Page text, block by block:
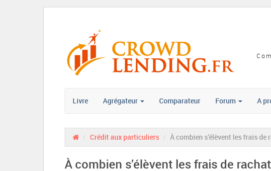
Livre Agrégateur Comparateur Forum A
Crédit aux particuliers À combien s’élèvent les frais de
À combien s’élèvent les frais de